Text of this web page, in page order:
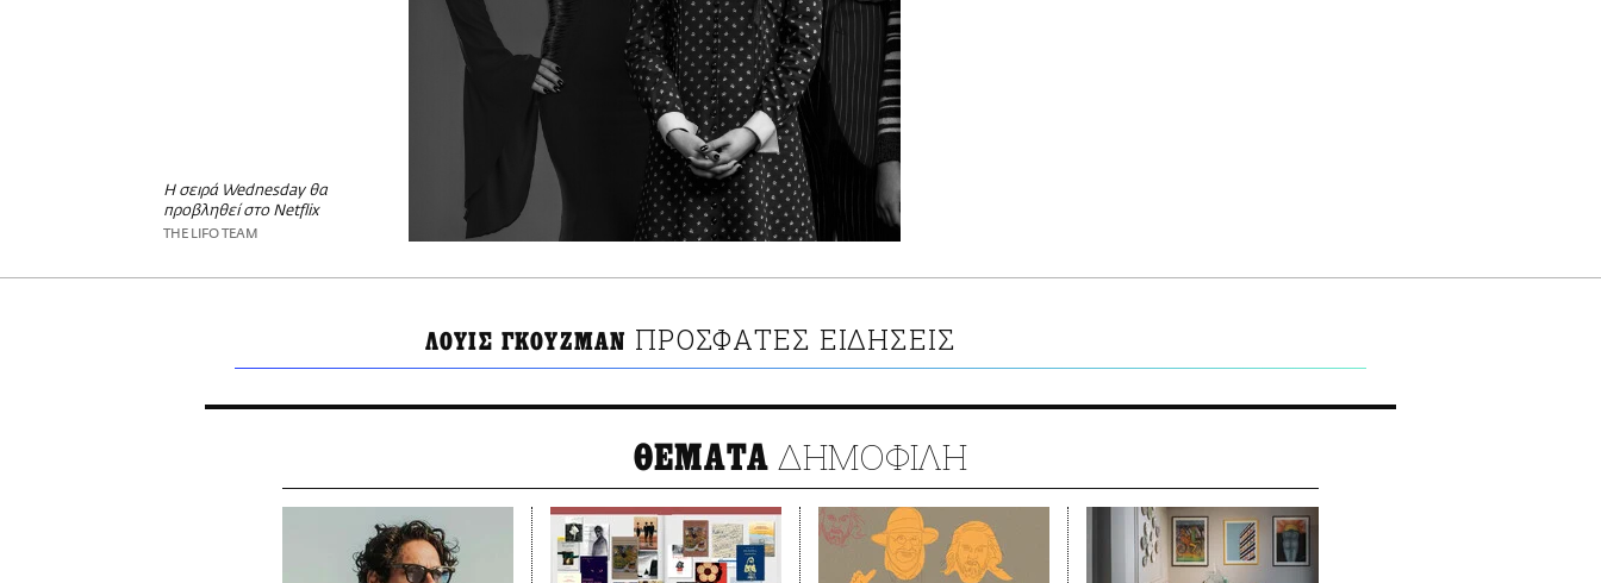
Η σειρά Wednesday θα
προβληθεί στο Netflix
THE LIFO TEAM
ΛΟΥΙΣ ΓΚΟΥΖΜΑΝ ΠΡΟΣΦΑΤΕΣ ΕΙΔΗΣΕΙΣ
ΘΕΜΑΤΑ ΔΗΜΟΦΙΛΗ